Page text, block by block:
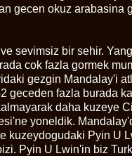
gecen okuz arabasina
sevimsiz bir sehir.
cok fazla gormek
gezgin Mandalay'i
geceden fazla burada
daha kuzeye
yoneldik.
kuzeydogudaki Pyin U
Pyin U Lwin'in biz